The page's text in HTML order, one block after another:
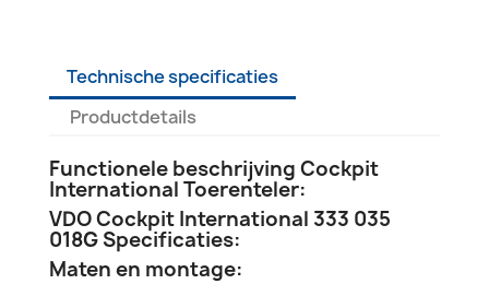
Technische specificaties
Productdetails
Functionele beschrijving Cockpit
International Toerenteler:
VDO Cockpit International 333 035
018G Specificaties:
Maten en montage: